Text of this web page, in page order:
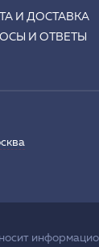
И ДОСТАВКА
И ОТВЕТЫ